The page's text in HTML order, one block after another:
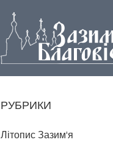
РУБРИКИ
Літопис Зазим'я